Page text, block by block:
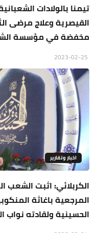
تيمنا بالولادات
القيصرية وعلاج مرضى
مخفضة في مؤسسة
اخبار وتقارير
الكربلائي: اثبت الشعب
المرجعية باغاثة
الحسينية ولقادته نواب